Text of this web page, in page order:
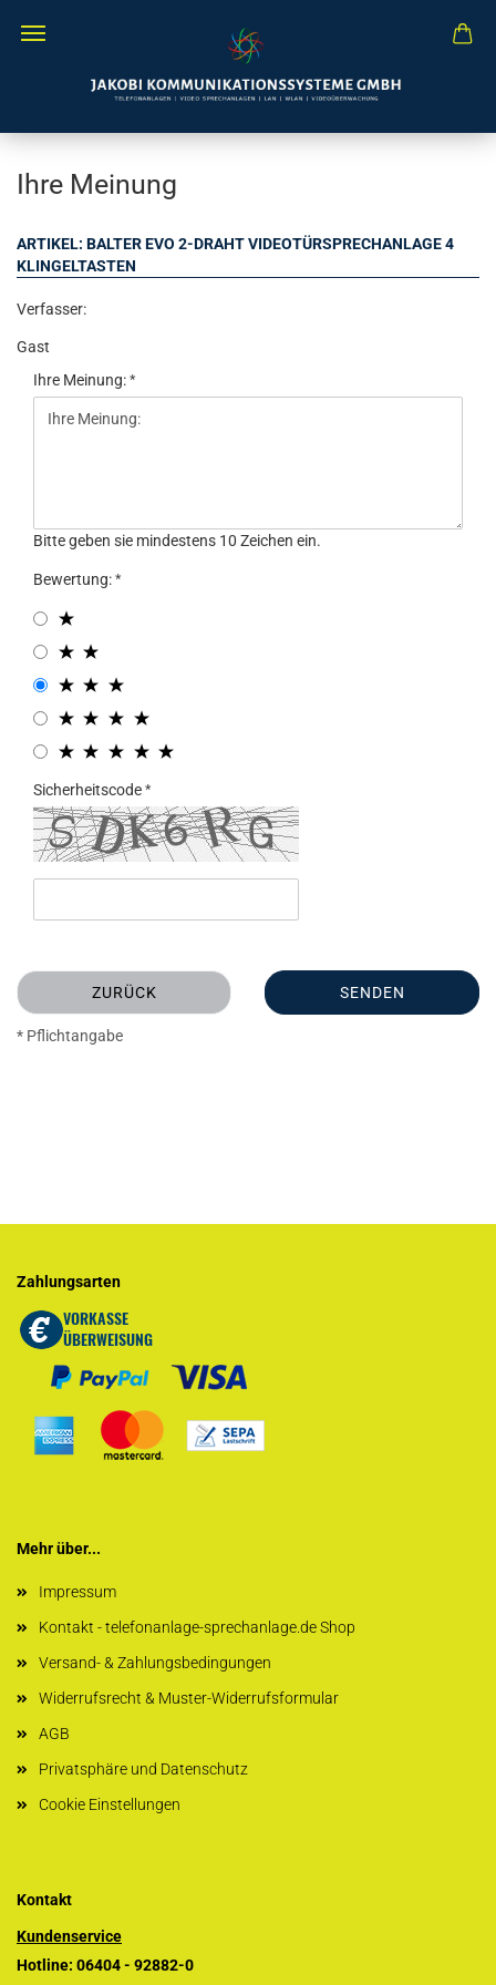
Ihre Meinung
ARTIKEL: BALTER EVO 2-DRAHT VIDEOTÜRSPRECHANLAGE 4
KLINGELTASTEN
Verfasser:
Gast
Ihre Meinung:
Bitte geben sie mindestens 10 Zeichen ein.
Bewertung:
Sicherheitscode
ZURÜCK SENDEN
* Pflichtangabe
Zahlungsarten
Mehr über...
Impressum
Kontakt - telefonanlage-sprechanlage.de Shop
Versand- & Zahlungsbedingungen
Widerrufsrecht & Muster-Widerrufsformular
AGB
Privatsphäre und Datenschutz
Cookie Einstellungen
Kontakt
Kundenservice
Hotline: 06404 - 92882-0